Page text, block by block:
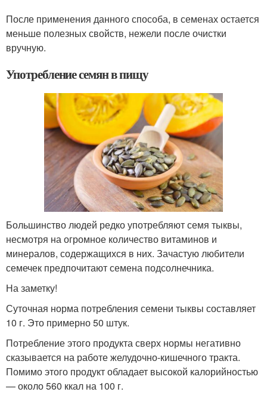
После применения данного способа, в семенах остается
меньше полезных свойств, нежели после очистки
вручную.
Употребление семян в пищу
Большинство людей редко употребляют семя тыквы,
несмотря на огромное количество витаминов и
минералов, содержащихся в них. Зачастую любители
семечек предпочитают семена подсолнечника.
На заметку!
Суточная норма потребления семени тыквы составляет
10 г. Это примерно 50 штук.
Потребление этого продукта сверх нормы негативно
сказывается на работе желудочно-кишечного тракта.
Помимо этого продукт обладает высокой калорийностью
— около 560 ккал на 100 г.